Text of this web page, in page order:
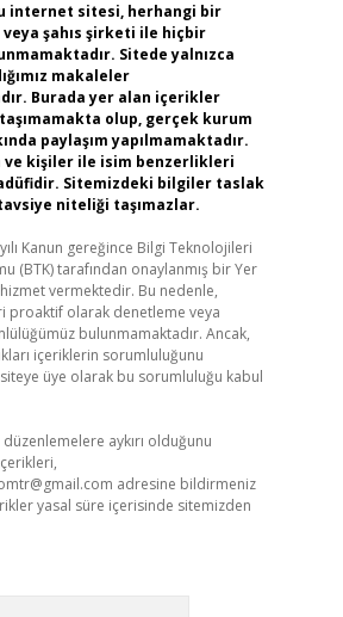
internet sitesi, herhangi bir
şahıs şirketi ile hiçbir
Sitede yalnızca
makaleler
Burada yer alan içerikler
olup, gerçek kurum
paylaşım yapılmamaktadır.
ve kişiler ile isim benzerlikleri
Sitemizdeki bilgiler taslak
niteliği taşımazlar.
Kanun gereğince Bilgi Teknolojileri
(BTK) tarafından onaylanmış bir Yer
hizmet vermektedir. Bu nedenle,
proaktif olarak denetleme veya
bulunmamaktadır. Ancak,
içeriklerin sorumluluğunu
üye olarak bu sorumluluğu kabul
aykırı olduğunu
adresine bildirmeniz
yasal süre içerisinde sitemizden